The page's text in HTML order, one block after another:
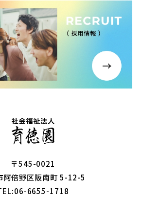
〒545-0021
阿倍野区阪南町 5-12-5
6655-1718